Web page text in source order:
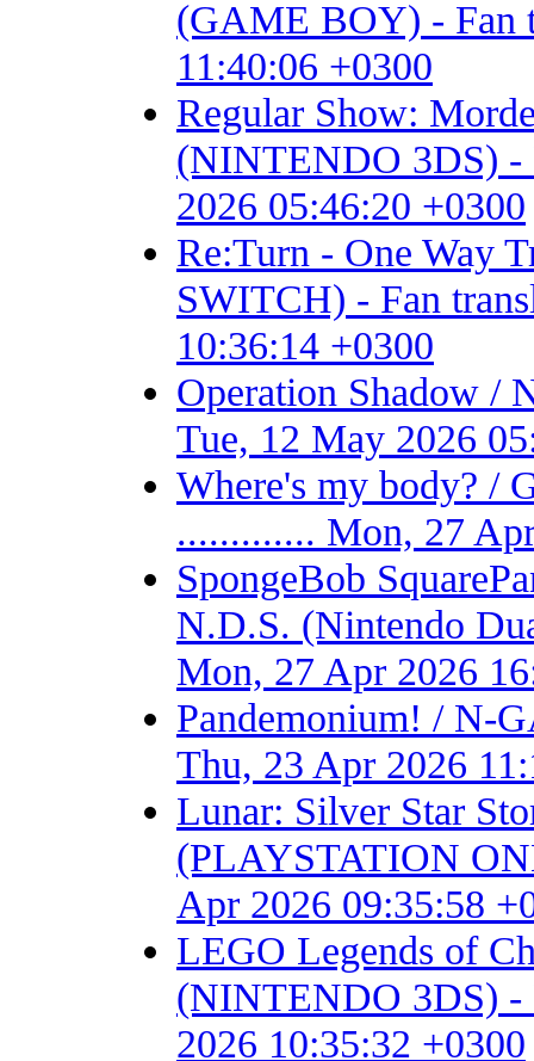
(GAME BOY) - Fan
11:40:06 +0300
Regular Show:
(NINTENDO 3DS) -
2026 05:46:20 +0300
Re:Turn - One Way
SWITCH) - Fan
10:36:14 +0300
Operation Shadow
Tue, 12 May 2026
Where's my body? /
............. Mon, 27
SpongeBob
N.D.S. (Nintendo
Mon, 27 Apr 2026
Pandemonium! / N-
Thu, 23 Apr 2026
Lunar: Silver Star
(PLAYSTATION
Apr 2026 09:35:58
LEGO Legends of
(NINTENDO 3DS) -
2026 10:35:32 +0300